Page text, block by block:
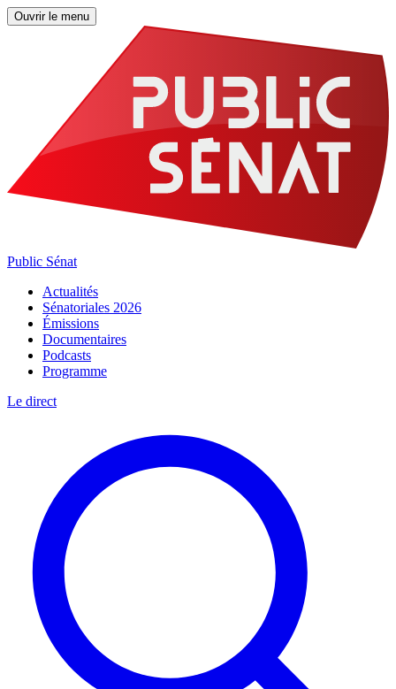
Ouvrir le menu
Public Sénat
Actualités
Sénatoriales 2026
Émissions
Documentaires
Podcasts
Programme
Le direct